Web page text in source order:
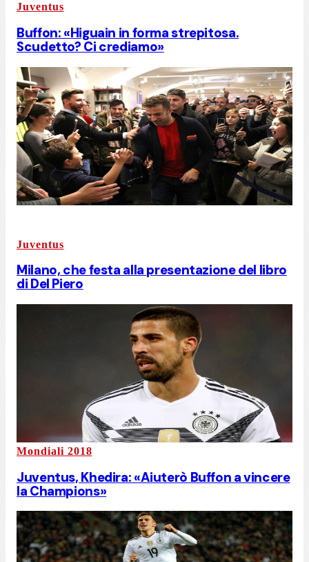
Juventus
Buffon: «Higuain in forma strepitosa.
Scudetto? Ci crediamo»
Juventus
Milano, che festa alla presentazione del libro
di Del Piero
Mondiali 2018
Juventus, Khedira: «Aiuterò Buffon a vincere
la Champions»